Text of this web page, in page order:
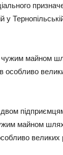
чужим майном
майном
великих